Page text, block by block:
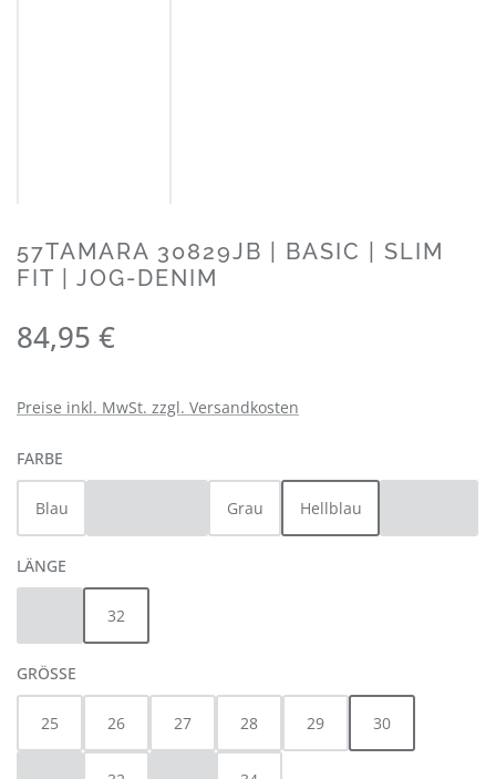
57TAMARA 30829JB | BASIC | SLIM
FIT | JOG-DENIM
Regulärer Preis:
84,95 €
Preise inkl. MwSt. zzgl. Versandkosten
FARBE
Blau
(Diese Option ist zurzeit nicht verfügbar.)
Grau Hellblau
LÄNGE
(Diese Option ist zurzeit nicht verfügbar.)
32
GRÖSSE
25 26 27 28 29 30